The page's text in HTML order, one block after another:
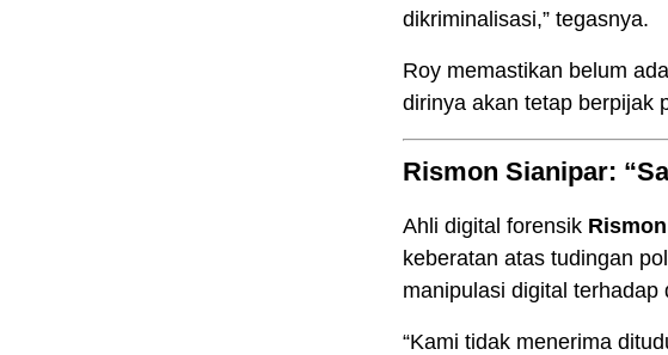
dikriminalisasi,” tegasnya.
Roy memastikan belum
dirinya akan tetap berpijak
Rismon Sianipar:
Ahli digital forensik
keberatan atas tudingan
manipulasi digital terhadap
“Kami tidak menerima